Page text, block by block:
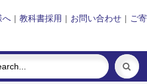
へ | 教科書採用 | お問い合わせ | ご